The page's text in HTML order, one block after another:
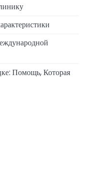
Помощь, Которая